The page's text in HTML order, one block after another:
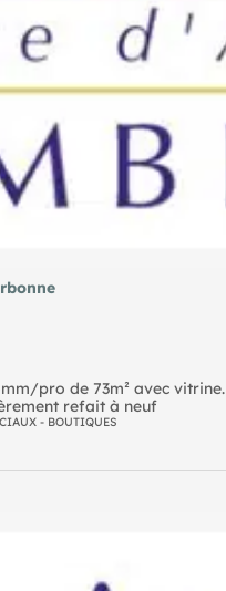
pro de 73m² avec vitrine.
refait à neuf
- BOUTIQUES